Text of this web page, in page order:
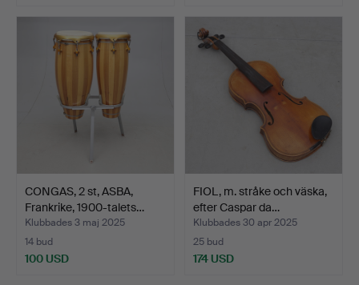
CONGAS, 2 st, ASBA,
Frankrike, 1900-talets…
Klubbades 3 maj 2025
14 bud
100 USD
FIOL, m. stråke och väska,
efter Caspar da…
Klubbades 30 apr 2025
25 bud
174 USD